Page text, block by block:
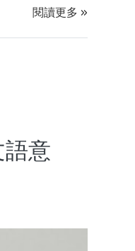
閱讀更多 »
意